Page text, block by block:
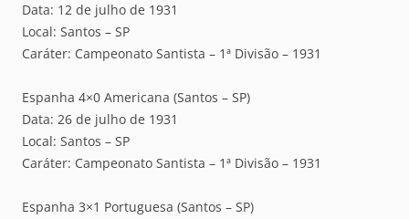
Data: 12 de julho de 1931
Local: Santos – SP
Caráter: Campeonato Santista – 1ª Divisão – 1931
Espanha 4×0 Americana (Santos – SP)
Data: 26 de julho de 1931
Local: Santos – SP
Caráter: Campeonato Santista – 1ª Divisão – 1931
Espanha 3×1 Portuguesa (Santos – SP)